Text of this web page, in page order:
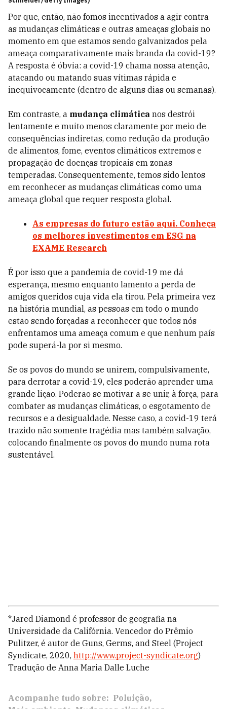
Por que, então, não fomos incentivados a agir contra
as mudanças climáticas e outras ameaças globais no
momento em que estamos sendo galvanizados pela
ameaça comparativamente mais branda da covid-19?
A resposta é óbvia: a covid-19 chama nossa atenção,
atacando ou matando suas vítimas rápida e
inequivocamente (dentro de alguns dias ou semanas).
Em contraste, a mudança climática nos destrói
lentamente e muito menos claramente por meio de
consequências indiretas, como redução da produção
de alimentos, fome, eventos climáticos extremos e
propagação de doen­ças tropicais em zonas
temperadas. Consequentemente, temos sido lentos
em reconhecer as mudanças climáticas como uma
ameaça global que requer resposta global.
As empresas do futuro estão aqui. Conheça
os melhores investimentos em ESG na
EXAME Research
É por isso que a pandemia de covid-19 me dá
esperança, mesmo enquanto lamento a perda de
amigos queridos cuja vida ela tirou. Pela primeira vez
na história mundial, as pessoas em todo o mundo
estão sendo forçadas a reconhecer que todos nós
enfrentamos uma ameaça comum e que nenhum país
pode superá-la por si mesmo.
Se os povos do mundo se unirem, compulsivamente,
para derrotar a covid-19, eles poderão aprender uma
grande lição. Poderão se motivar a se unir, à força, para
combater as mudanças climáticas, o esgotamento de
recursos e a desigualdade. Nesse caso, a covid-19 terá
trazido não somente tragédia mas também salvação,
colocando finalmente os povos do mundo numa rota
sustentável.
*Jared Diamond é professor de geografia na
Universidade da Califórnia. Vencedor do Prêmio
Pulitzer, é autor de Guns, Germs, and Steel (Project
Syndicate, 2020, http://www.project-syndicate.org)
Tradução de Anna Maria Dalle Luche
Acompanhe tudo sobre: Poluição